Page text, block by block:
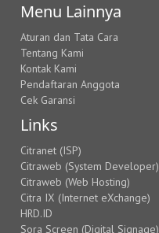
Menu Lainnya
Aturan dan Tata Cara
Tentang Kami
Kontak Kami
Pendaftaran Anggota
Cek Garansi
Links
Citranet (ISP)
Citraweb (System Developer)
Citraweb (Web Hosting)
Citra IX (Internet eXchange)
HRD.ID
Sora Screen (Digital Signage)